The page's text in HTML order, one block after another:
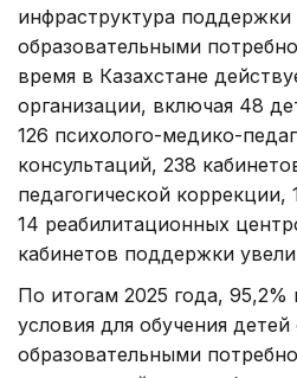
инфраструктура
образовательными
время в Казахстане
организации, включая 48
126 психолого-медико-
консультаций, 238
педагогической коррекции,
14 реабилитационных
кабинетов поддержки
По итогам 2025 года,
условия для обучения
образовательными